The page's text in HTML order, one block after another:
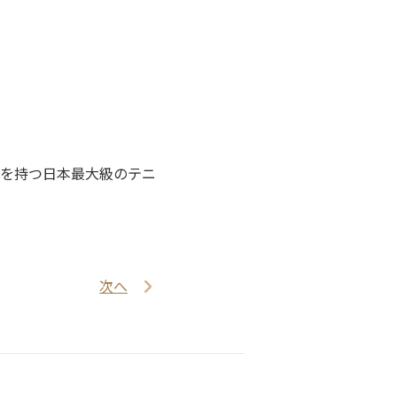
持つ日本最大級のテニ
次へ